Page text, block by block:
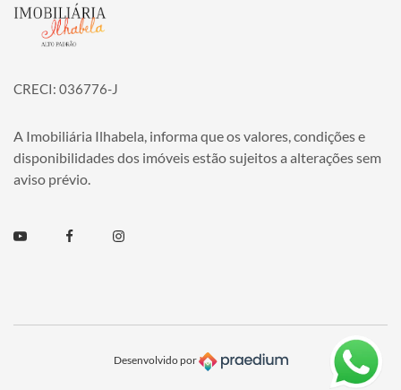
CRECI: 036776-J
A Imobiliária Ilhabela, informa que os valores, condições e
disponibilidades dos imóveis estão sujeitos a alterações sem
aviso prévio.
Youtube FacebookInstagram
Desenvolvido por